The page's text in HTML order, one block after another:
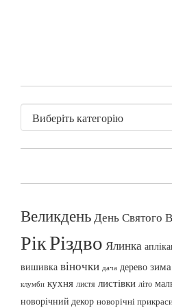
ВеликденьДень Святого
РікРіздво Ялинка
вишивка віночки дача дерево зима
клумби кухня листя листівки літо
новорічний декор новорічні